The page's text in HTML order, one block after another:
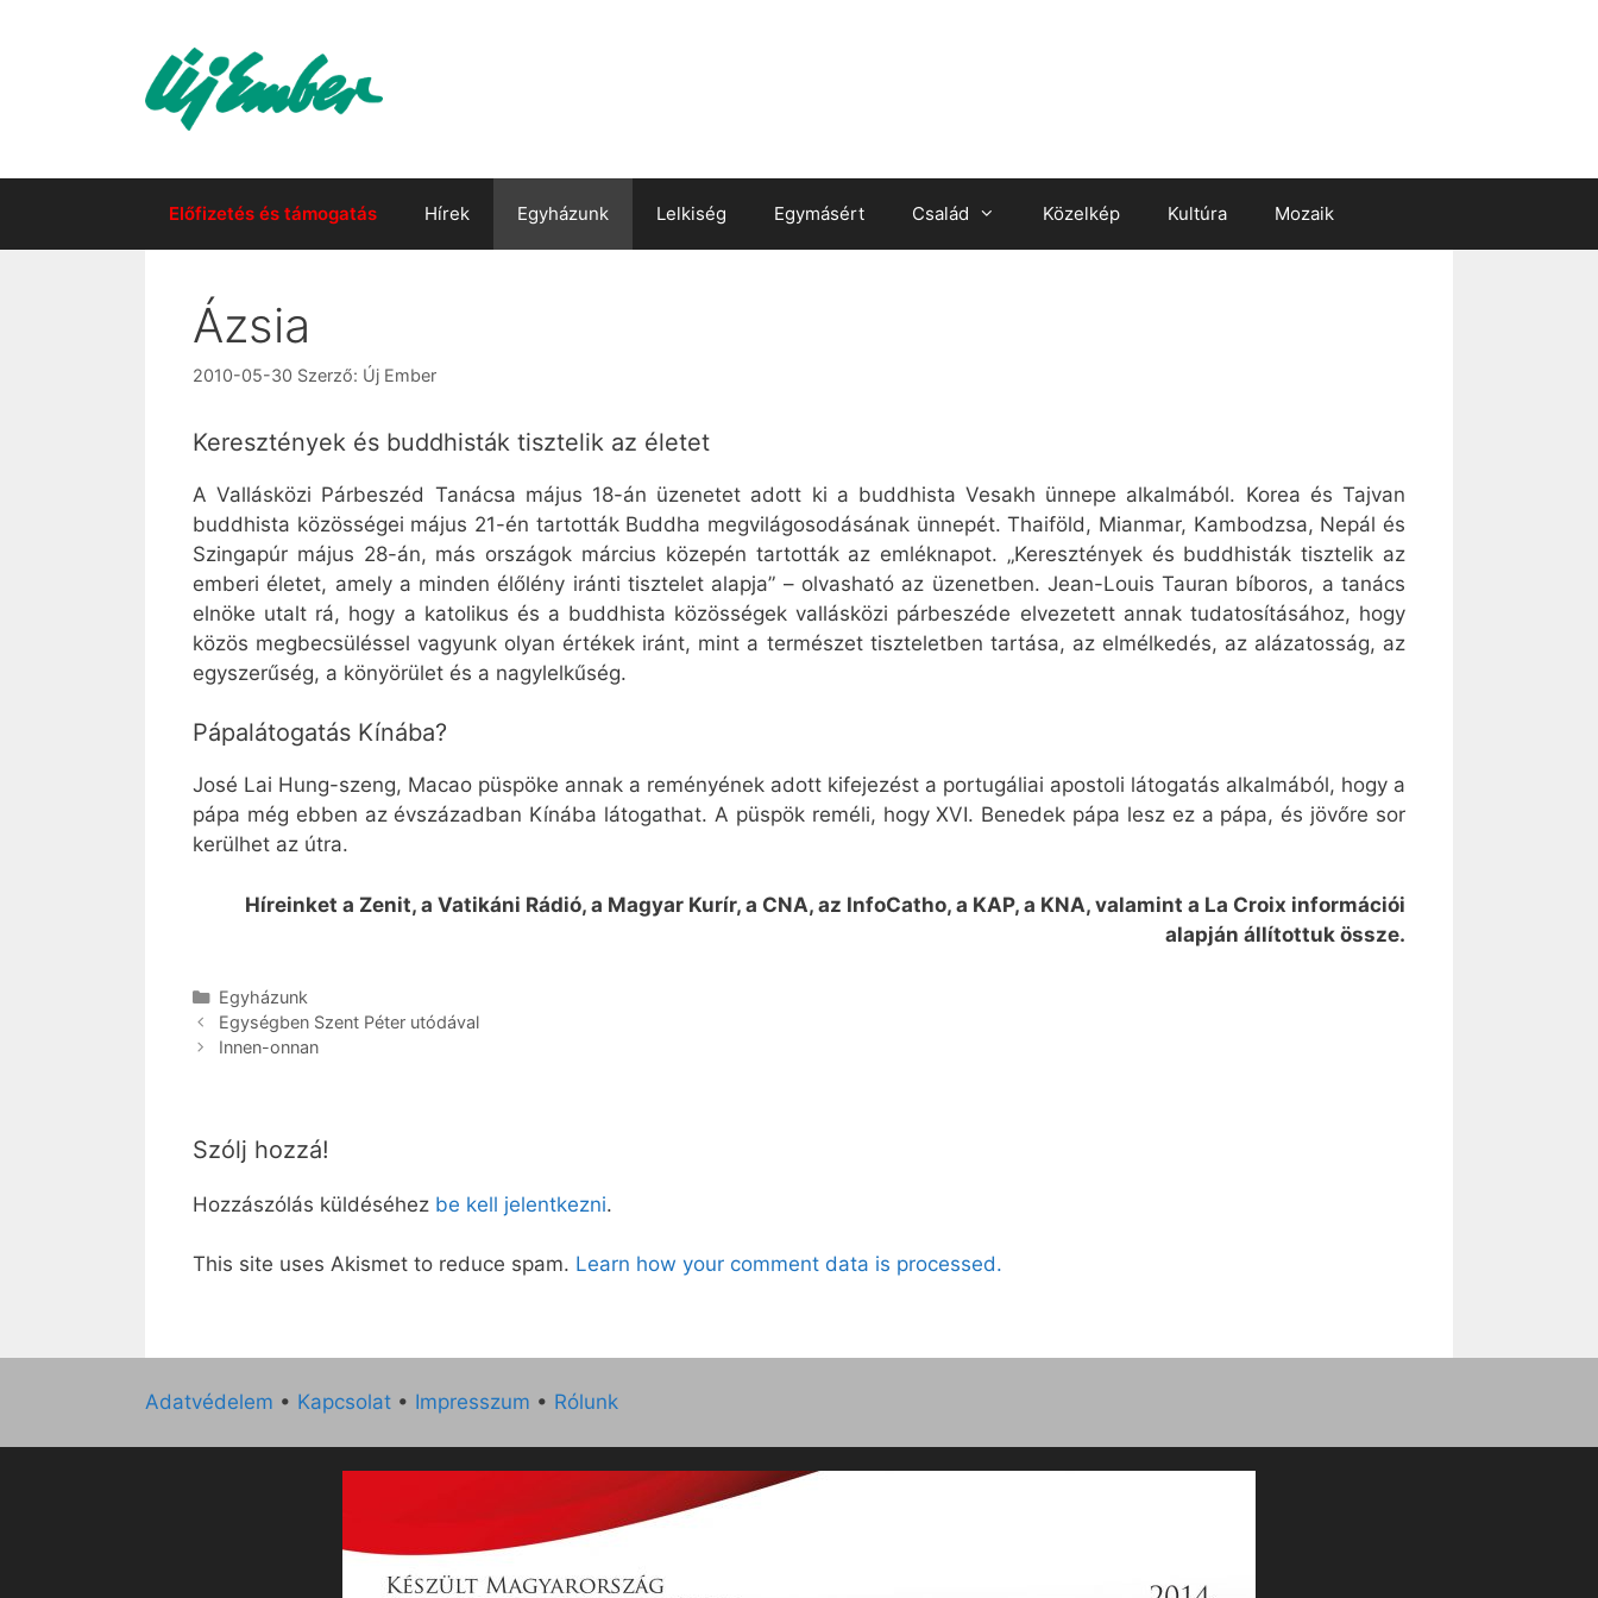
Előfizetés és támogatás Hírek Egyházunk Lelkiség Egymásért Család Közelkép Kultúra Mozaik
Ázsia
2010-05-30 Szerző: Új Ember
Keresztények és buddhisták tisztelik az életet
A Vallásközi Párbeszéd Tanácsa május 18-án üzenetet adott ki a buddhista Vesakh ünnepe alkalmából. Korea és Tajvan
buddhista közösségei május 21-én tartották Buddha megvilágosodásának ünnepét. Thaiföld, Mianmar, Kambodzsa, Nepál és
Szingapúr május 28-án, más országok március közepén tartották az emléknapot. „Keresztények és buddhisták tisztelik az
emberi életet, amely a minden élőlény iránti tisztelet alapja” – olvasható az üzenetben. Jean-Louis Tauran bíboros, a tanács
elnöke utalt rá, hogy a katolikus és a buddhista közösségek vallásközi párbeszéde elvezetett annak tudatosításához, hogy
közös megbecsüléssel vagyunk olyan értékek iránt, mint a természet tiszteletben tartása, az elmélkedés, az alázatosság, az
egyszerűség, a könyörület és a nagylelkűség.
Pápalátogatás Kínába?
José Lai Hung-szeng, Macao püspöke annak a reményének adott kifejezést a portugáliai apostoli látogatás alkalmából, hogy a
pápa még ebben az évszázadban Kínába látogathat. A püspök reméli, hogy XVI. Benedek pápa lesz ez a pápa, és jövőre sor
kerülhet az útra.
Híreinket a Zenit, a Vatikáni Rádió, a Magyar Kurír, a CNA, az InfoCatho, a KAP, a KNA, valamint a La Croix információi
alapján állítottuk össze.
Kategória
Egyházunk
Egységben Szent Péter utódával
Innen-onnan
Szólj hozzá!
Hozzászólás küldéséhez be kell jelentkezni.
This site uses Akismet to reduce spam. Learn how your comment data is processed.
Adatvédelem • Kapcsolat • Impresszum • Rólunk